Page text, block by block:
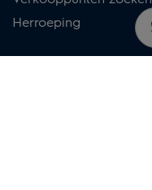
Herroeping